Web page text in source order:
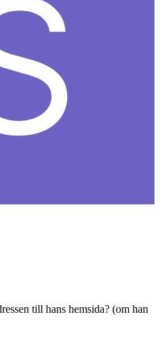
till hans hemsida? (om han